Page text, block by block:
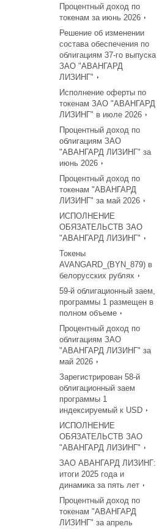
Процентный доход по
токенам за июнь 2026
Решение об изменении
состава обеспечения по
облигациям 37-го выпуска
ЗАО "АВАНГАРД
ЛИЗИНГ"
Исполнение оферты по
токенам ЗАО "АВАНГАРД
ЛИЗИНГ" в июле 2026
Процентный доход по
облигациям ЗАО
"АВАНГАРД ЛИЗИНГ" за
июнь 2026
Процентный доход по
токенам "АВАНГАРД
ЛИЗИНГ" за май 2026
ИСПОЛНЕНИЕ
ОБЯЗАТЕЛЬСТВ ЗАО
"АВАНГАРД ЛИЗИНГ"
Токены
AVANGARD_(BYN_879) в
белорусских рублях
59-й облигационный заем,
программы 1 размещен в
полном объеме
Процентный доход по
облигациям ЗАО
"АВАНГАРД ЛИЗИНГ" за
май 2026
Зарегистрирован 58-й
облигационный заем
программы 1
индексируемый к USD
ИСПОЛНЕНИЕ
ОБЯЗАТЕЛЬСТВ ЗАО
"АВАНГАРД ЛИЗИНГ"
ЗАО АВАНГАРД ЛИЗИНГ:
итоги 2025 года и
динамика за пять лет
Процентный доход по
токенам "АВАНГАРД
ЛИЗИНГ" за апрель